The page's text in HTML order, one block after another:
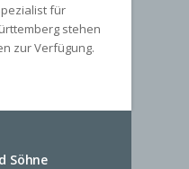
für
stehen
zur Verfügung.
Söhne